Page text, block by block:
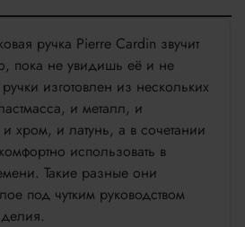
ручка Pierre Cardin звучит
пока не увидишь её и не
изготовлен из нескольких
и металл, и
хром, и латунь, а в сочетании
использовать в
Такие разные они
под чутким руководством